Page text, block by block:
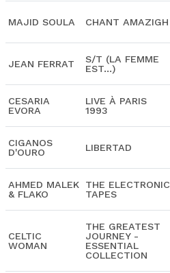
MAJID SOULA CHANT AMAZIGH
JEAN FERRAT
S/T (LA FEMME
EST...)
CESARIA
EVORA
LIVE À PARIS
1993
CIGANOS
D'OURO
LIBERTAD
AHMED MALEK
& FLAKO
THE ELECTRONIC
TAPES
CELTIC
WOMAN
THE GREATEST
JOURNEY -
ESSENTIAL
COLLECTION